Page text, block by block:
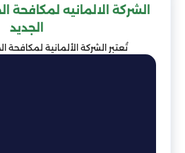
الشركة الالمانيه لمكافحة
الجديد
تُعتبر الشركة الألمانية لمكافحة